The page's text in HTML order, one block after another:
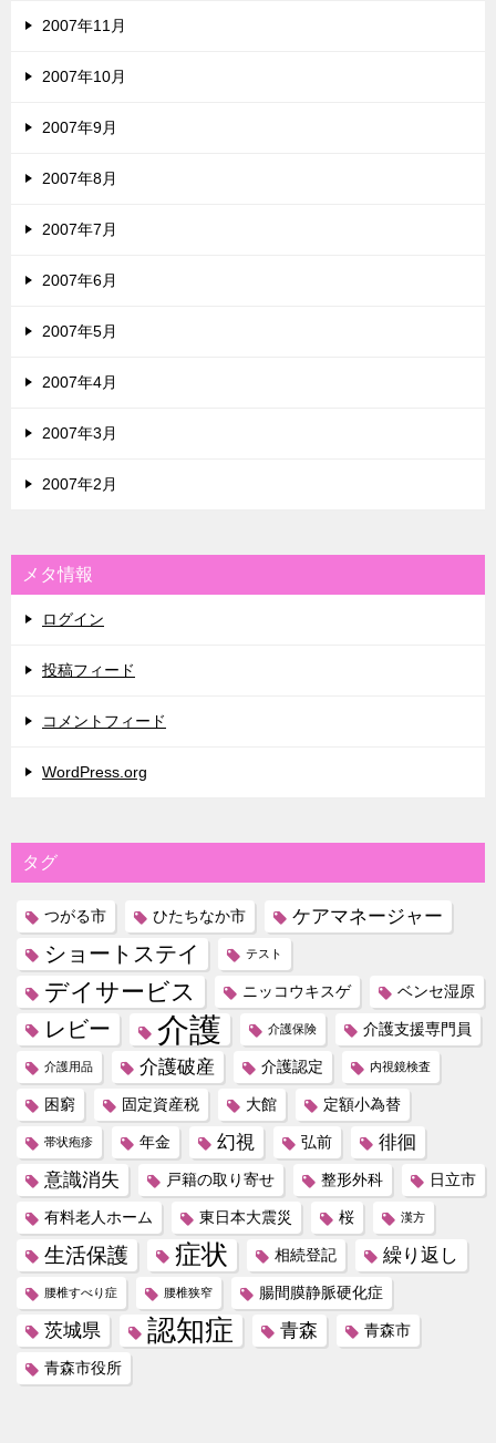
2007年11月
2007年10月
2007年9月
2007年8月
2007年7月
2007年6月
2007年5月
2007年4月
2007年3月
2007年2月
メタ情報
ログイン
投稿フィード
コメントフィード
WordPress.org
タグ
つがる市 ひたちなか市 ケアマネージャー
ショートステイ テスト
デイサービス ニッコウキスゲ ベンセ湿原
レビー 介護 介護保険 介護支援専門員
介護用品 介護破産 介護認定 内視鏡検査
困窮 固定資産税 大館 定額小為替
帯状疱疹 年金 幻視 弘前
徘徊
意識消失
戸籍の取り寄せ 整形外科 日立市
有料老人ホーム 東日本大震災 桜 漢方
生活保護 症状 相続登記 繰り返し
腰椎すべり症 腰椎狭窄 腸間膜静脈硬化症
茨城県 認知症 青森 青森市
青森市役所